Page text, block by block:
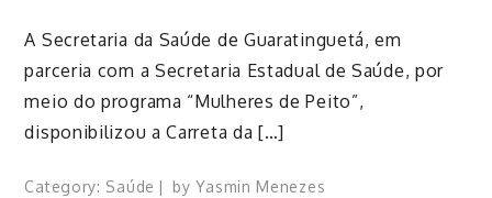
A Secretaria da Saúde de Guaratinguetá, em
parceria com a Secretaria Estadual de Saúde, por
meio do programa “Mulheres de Peito”,
disponibilizou a Carreta da […]
Category: Saúde byYasmin Menezes